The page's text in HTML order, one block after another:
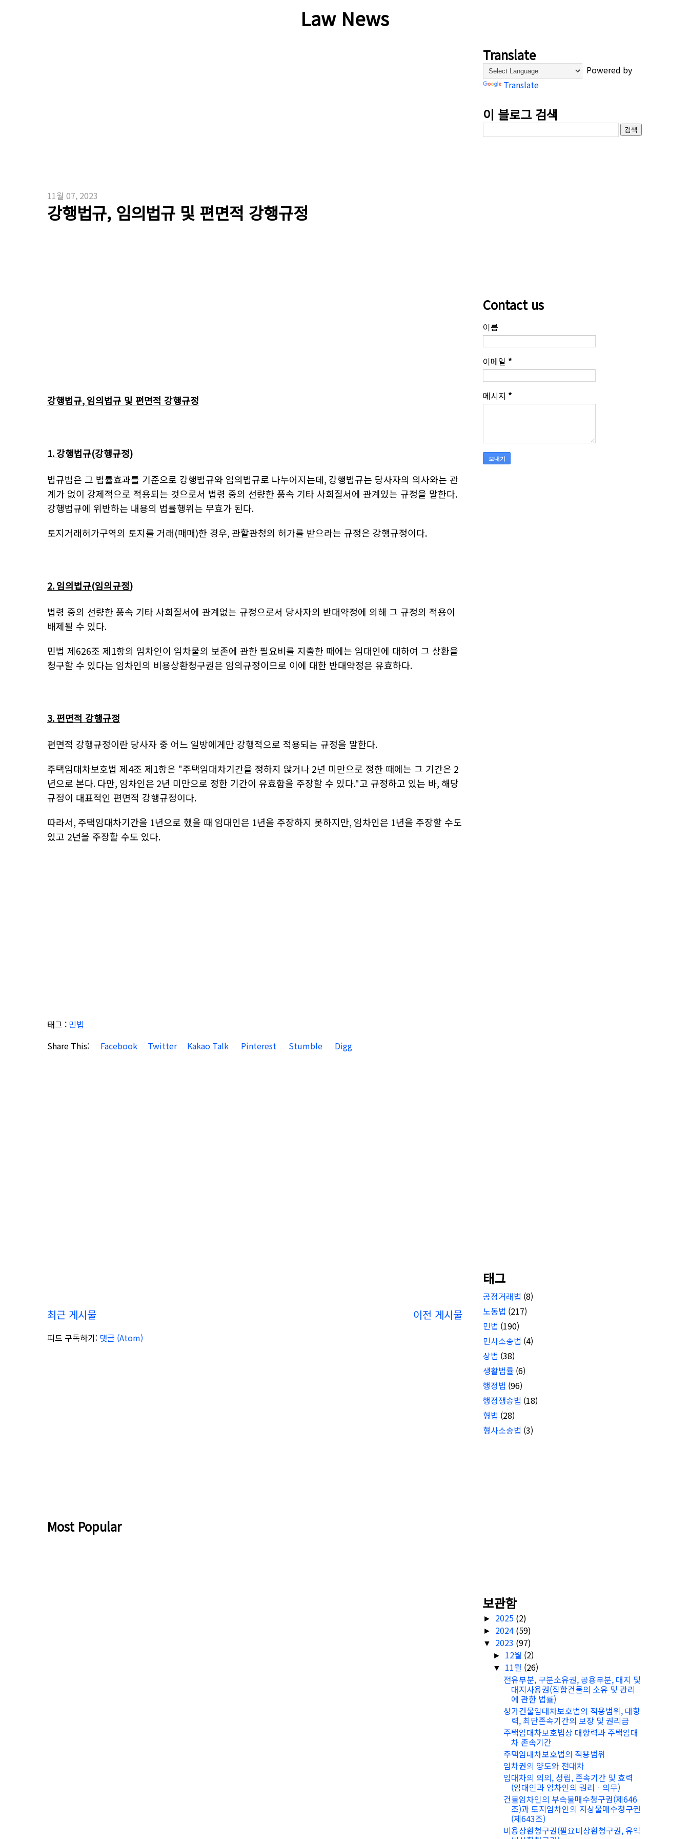
Law News
11월 07, 2023
강행법규, 임의법규 및 편면적 강행규정
강행법규,임의법규 및 편면적 강행규정
1.강행법규(강행규정)
법규범은 그 법률효과를 기준으로 강행법규와 임의법규로 나누어지는데, 강행법규는 당사자의 의사와는 관
계가 없이 강제적으로 적용되는 것으로서 법령 중의 선량한 풍속 기타 사회질서에 관계있는 규정을 말한다.
강행법규에 위반하는 내용의 법률행위는 무효가 된다.
토지거래허가구역의 토지를 거래(매매)한 경우,관할관청의 허가를 받으라는 규정은 강행규정이다.
2.임의법규(임의규정)
법령 중의 선량한 풍속 기타 사회질서에 관계없는 규정으로서 당사자의 반대약정에 의해 그 규정의 적용이
배제될 수 있다.
민법 제626조 제1항의 임차인이 임차물의 보존에 관한 필요비를 지출한 때에는 임대인에 대하여 그 상환을
청구할 수 있다는 임차인의 비용상환청구권은 임의규정이므로 이에 대한 반대약정은 유효하다.
3.편면적 강행규정
편면적 강행규정이란 당사자 중 어느 일방에게만 강행적으로 적용되는 규정을 말한다.
주택임대차보호법 제4조 제1항은 "주택임대차기간을 정하지 않거나2년 미만으로 정한 때에는 그 기간은 2
년으로 본다.다만, 임차인은 2년 미만으로 정한 기간이 유효함을 주장할 수 있다."고 규정하고 있는 바, 해당
규정이 대표적인 편면적 강행규정이다.
따라서, 주택임대차기간을 1년으로 했을 때 임대인은 1년을 주장하지 못하지만, 임차인은 1년을 주장할 수도
있고 2년을 주장할 수도 있다.
태그 : 민법
Share This:
Facebook Twitter Kakao Talk Pinterest Stumble Digg
최근 게시물 이전 게시물
피드 구독하기: 댓글 (Atom)
Most Popular
Translate
Powered by
Translate
이 블로그 검색
Contact us
이름
이메일 *
메시지 *
태그
공정거래법 (8)
노동법 (217)
민법 (190)
민사소송법 (4)
상법 (38)
생활법률 (6)
행정법 (96)
행정쟁송법 (18)
형법 (28)
형사소송법 (3)
보관함
► 2025 (2)
► 2024 (59)
▼ 2023 (97)
► 12월 (2)
▼ 11월 (26)
전유부분, 구분소유권, 공용부분, 대지 및
대지사용권(집합건물의 소유 및 관리
에 관한 법률)
상가건물임대차보호법의 적용범위, 대항
력, 최단존속기간의 보장 및 권리금
주택임대차보호법상 대항력과 주택임대
차 존속기간
주택임대차보호법의 적용범위
임차권의 양도와 전대차
임대차의 의의, 성립, 존속기간 및 효력
(임대인과 임차인의 권리ᆞ의무)
건물임차인의 부속물매수청구권(제646
조)과 토지임차인의 지상물매수청구권
(제643조)
비용상환청구권(필요비상환청구권, 유익